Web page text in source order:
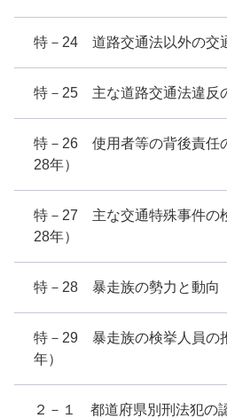
特－24 道路交通法以外の交
特－25 主な道路交通法違反
特－26 使用者等の背後責任
28年）
特－27 主な交通特殊事件の
28年）
特－28 暴走族の勢力と動向
特－29 暴走族の検挙人員の
年）
２－１ 都道府県別刑法犯の